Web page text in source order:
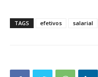
TAGS efetivos salarial